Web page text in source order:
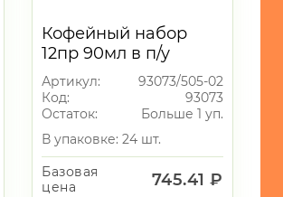
Кофейный набор
12пр 90мл в п/у
Артикул:
93073/505-02
Код:
93073
Остаток:
Больше 1 уп.
В упаковке: 24 шт.
Базовая
цена
745.41 ₽